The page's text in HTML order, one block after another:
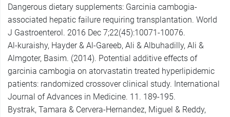
Dangerous dietary supplements: Garcinia cambogia-
associated hepatic failure requiring transplantation. World
J Gastroenterol. 2016 Dec 7;22(45):10071-10076.
Al-kuraishy, Hayder & Al-Gareeb, Ali & Albuhadilly, Ali &
Almgoter, Basim. (2014). Potential additive effects of
garcinia cambogia on atorvastatin treated hyperlipidemic
patients: randomized crossover clinical study. International
Journal of Advances in Medicine. 11. 189-195.
Bystrak, Tamara & Cervera-Hernandez, Miguel & Reddy,